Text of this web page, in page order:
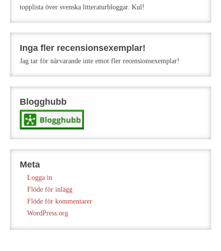
topplista över svenska litteraturbloggar. Kul!
Inga fler recensionsexemplar!
Jag tar för närvarande inte emot fler recensionsexemplar!
Blogghubb
Meta
Logga in
Flöde för inlägg
Flöde för kommentarer
WordPress.org